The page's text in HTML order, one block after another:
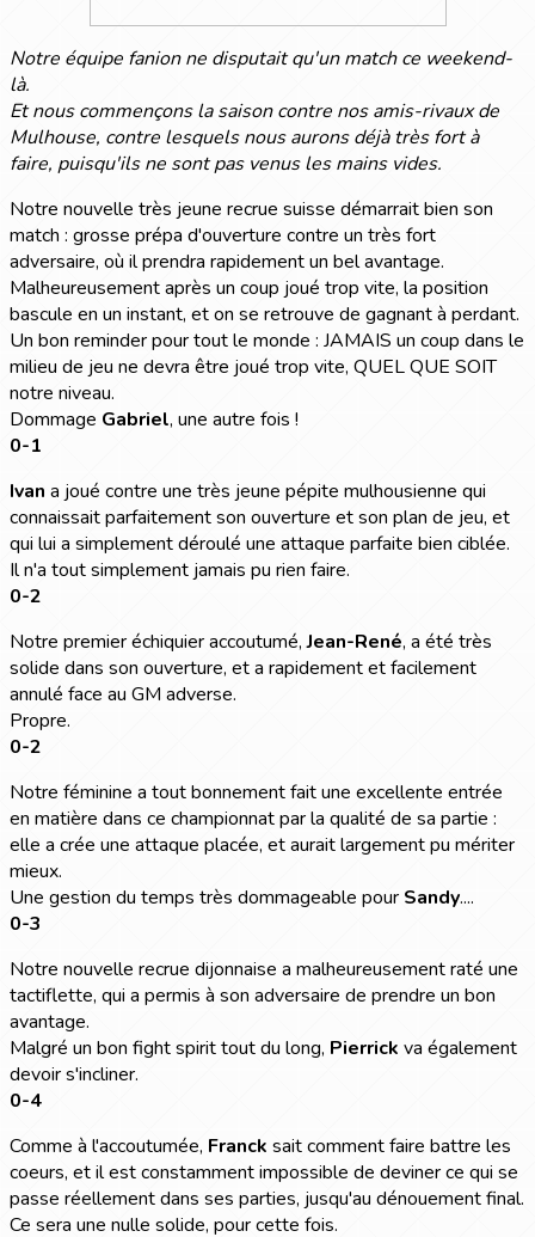
Notre équipe fanion ne disputait qu'un match ce weekend-
là.
Et nous commençons la saison contre nos amis-rivaux de
Mulhouse, contre lesquels nous aurons déjà très fort à
faire, puisqu'ils ne sont pas venus les mains vides.
Notre nouvelle très jeune recrue suisse démarrait bien son
match : grosse prépa d'ouverture contre un très fort
adversaire, où il prendra rapidement un bel avantage.
Malheureusement après un coup joué trop vite, la position
bascule en un instant, et on se retrouve de gagnant à perdant.
Un bon reminder pour tout le monde : JAMAIS un coup dans le
milieu de jeu ne devra être joué trop vite, QUEL QUE SOIT
notre niveau.
Dommage Gabriel, une autre fois !
0-1
Ivan a joué contre une très jeune pépite mulhousienne qui
connaissait parfaitement son ouverture et son plan de jeu, et
qui lui a simplement déroulé une attaque parfaite bien ciblée.
Il n'a tout simplement jamais pu rien faire.
0-2
Notre premier échiquier accoutumé,Jean-René, a été très
solide dans son ouverture, et a rapidement et facilement
annulé face au GM adverse.
Propre.
0-2
Notre féminine a tout bonnement fait une excellente entrée
en matière dans ce championnat par la qualité de sa partie :
elle a crée une attaque placée, et aurait largement pu mériter
mieux.
Une gestion du temps très dommageable pour Sandy....
0-3
Notre nouvelle recrue dijonnaise a malheureusement raté une
tactiflette, qui a permis à son adversaire de prendre un bon
avantage.
Malgré un bon fight spirit tout du long, Pierrick va également
devoir s'incliner.
0-4
Comme à l'accoutumée, Franck sait comment faire battre les
coeurs, et il est constamment impossible de deviner ce qui se
passe réellement dans ses parties, jusqu'au dénouement final.
Ce sera une nulle solide, pour cette fois.